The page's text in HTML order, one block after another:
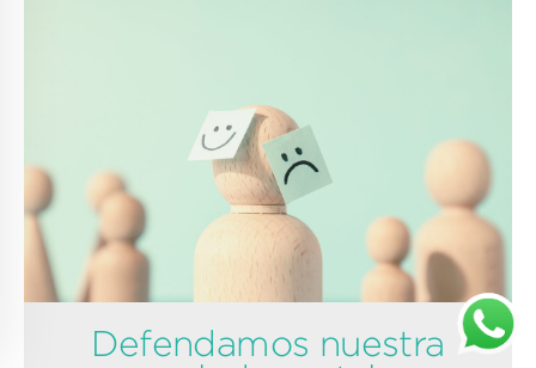
Defendamos nuestra